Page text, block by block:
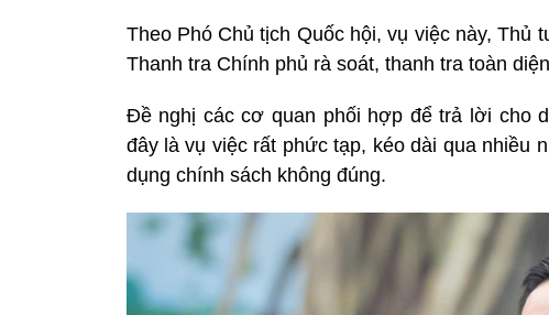
Theo Phó Chủ tịch Quốc hội, vụ việc này,
Thanh tra Chính phủ rà soát, thanh tra toàn
Đề nghị các cơ quan phối hợp để trả lời cho
đây là vụ việc rất phức tạp, kéo dài qua nhiều
dụng chính sách không đúng.